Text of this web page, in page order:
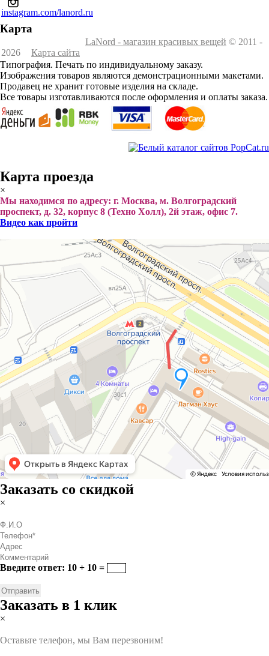
instagram.com/lanord.ru
Карта
LaNord - магазин красивых вещей © 2011 -
2026
Карта сайта
Типография. Печать по индивидуальному заказу.
Изображения товаров являются демонстрационными макетами.
Продавец не хранит готовые изделия на складе.
Все товары изготавливаются после оформления и оплаты заказа.
Карта проезда
×
Мы находимся по адресу: г. Москва, м. Волгоградский
проспект, д. 32, корпус 8 (Техно Холл), 2й этаж, офис 7.
Видео как пройти
Заказать со скидкой
×
Введите ответ: 10 + 10 =
Заказать в 1 клик
×
Оставьте телефон, мы Вам перезвоним!